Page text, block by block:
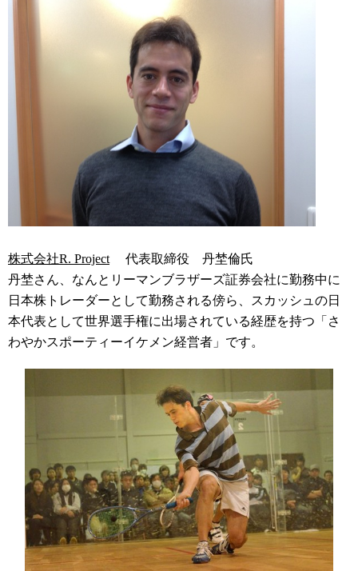
株式会社R. Project 代表取締役 丹埜倫氏
丹埜さん、なんとリーマンブラザーズ証券会社に勤務中に
日本株トレーダーとして勤務される傍ら、スカッシュの日
本代表として世界選手権に出場されている経歴を持つ「さ
わやかスポーティーイケメン経営者」です。